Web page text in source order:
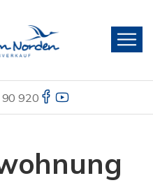
920